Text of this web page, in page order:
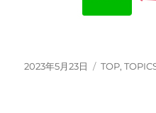
投
2023年5月23日
カ
TOP,